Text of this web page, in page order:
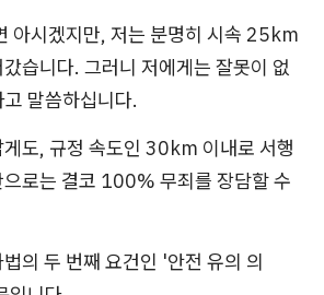
아시겠지만, 저는 분명히 시속 25km
습니다. 그러니 저에게는 잘못이 없
말씀하십니다.
도, 규정 속도인 30km 이내로 서행
로는 결코 100% 무죄를 장담할 수
의 두 번째 요건인 '안전 유의 의